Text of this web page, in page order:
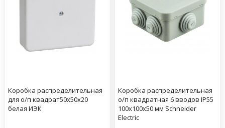
Коробка распределительная
для о/п квадрат50х50х20
белая ИЭК
Коробка распределительная
о/п квадратная 6 вводов IP55
100х100х50 мм Schneider
Electric